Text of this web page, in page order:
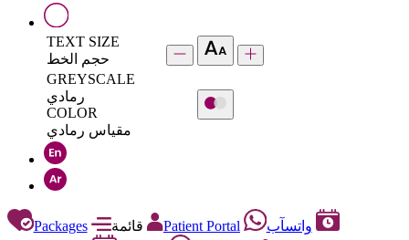
TEXT SIZE
حجم الخط
GREYSCALE
رمادي
COLOR
مقياس رمادي
Packages Patient Portal واتسآب